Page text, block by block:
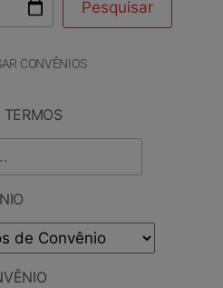
CONVÊNIOS
TERMOS